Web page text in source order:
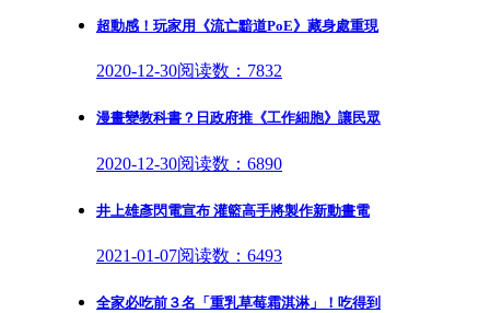
超動感！玩家用《流亡黯道PoE》藏身處重現
2020-12-30阅读数：7832
漫畫變教科書？日政府推《工作細胞》讓民眾
2020-12-30阅读数：6890
井上雄彥閃電宣布 灌籃高手將製作新動畫電
2021-01-07阅读数：6493
全家必吃前３名「重乳草莓霜淇淋」！吃得到